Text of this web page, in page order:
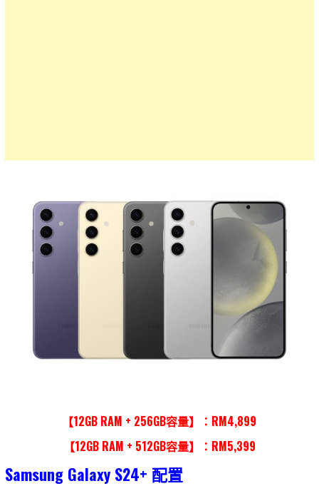
【12GB RAM + 256GB容量】
：RM4,899
【12GB RAM + 512GB容量】
：RM5,399
Samsung Galaxy S24+ 配置